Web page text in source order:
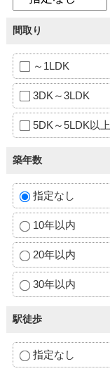
間取り
～1LDK
3DK～3LDK
5DK～5LDK以上
築年数
指定なし
10年以内
20年以内
30年以内
駅徒歩
指定なし